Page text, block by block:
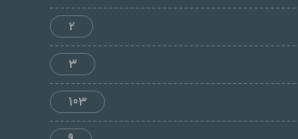
2
3
103